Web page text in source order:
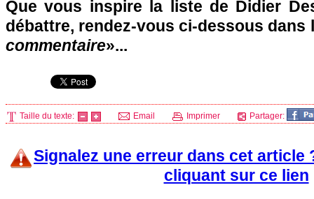
Que vous inspire la liste de Didier
débattre, rendez-vous ci-dessous dans
commentaire»...
Taille du texte: Email Imprimer Partager:
Signalez une erreur dans cet article
cliquant sur ce lien